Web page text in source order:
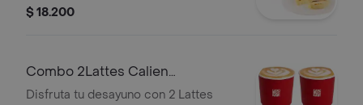
queso.
$ 18.200
Combo 2Lattes Calien
Md+2Palitosde Queso
Disfruta tu desayuno con 2 Lattes